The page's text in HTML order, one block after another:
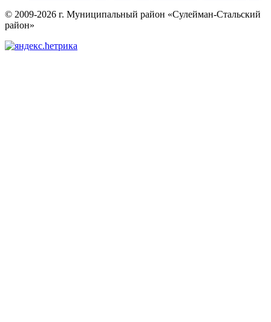
© 2009-2026 г. Муниципальный район «Сулейман-Стальский
район»